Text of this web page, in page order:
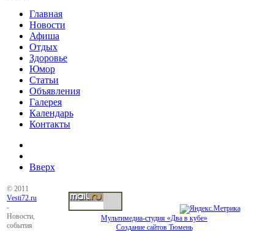
Главная
Новости
Афиша
Отдых
Здоровье
Юмор
Статьи
Объявления
Галерея
Календарь
Контакты
Вверх
© 2011
Vesti72.ru
-
Новости,
события
Мультимедиа-студия «Два в кубе»
Создание сайтов Тюмень